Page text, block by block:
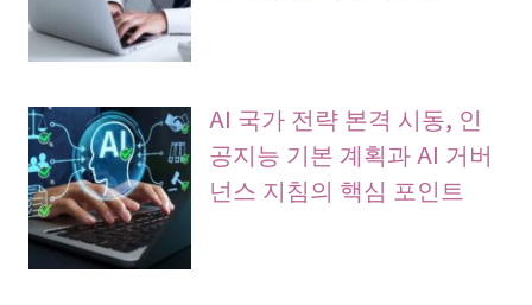
AI 국가 전략 본격 시동, 인
공지능 기본 계획과 AI 거버
넌스 지침의 핵심 포인트